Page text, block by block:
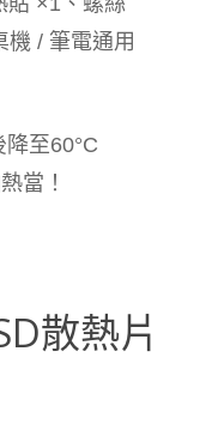
機 / 筆電通用
至60°C
當！
散熱片